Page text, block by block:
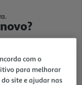
com o
para melhorar
site e ajudar nas